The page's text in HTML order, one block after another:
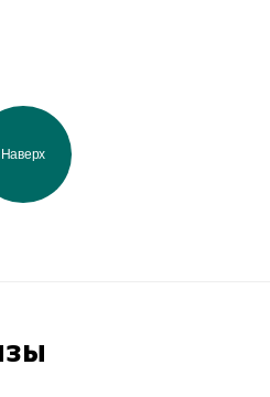
Наверх